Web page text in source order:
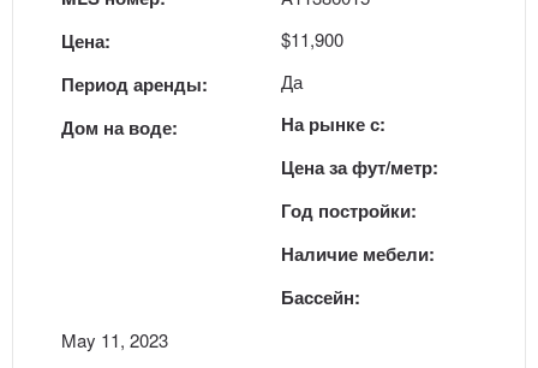
Цена:
Период аренды:
Дом на воде:
$11,900
Да
На рынке с:
Цена за фут/метр:
Год постройки:
Наличие мебели:
Бассейн:
May 11, 2023